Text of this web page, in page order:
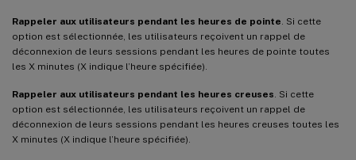
Rappeler aux utilisateurs pendant les heures de pointe . Si cette
option est sélectionnée, les utilisateurs reçoivent un rappel de
déconnexion de leurs sessions pendant les heures de pointe toutes
les X minutes (X indique l’heure spécifiée).
Rappeler aux utilisateurs pendant les heures creuses . Si cette
option est sélectionnée, les utilisateurs reçoivent un rappel de
déconnexion de leurs sessions pendant les heures creuses toutes les
X minutes (X indique l’heure spécifiée).